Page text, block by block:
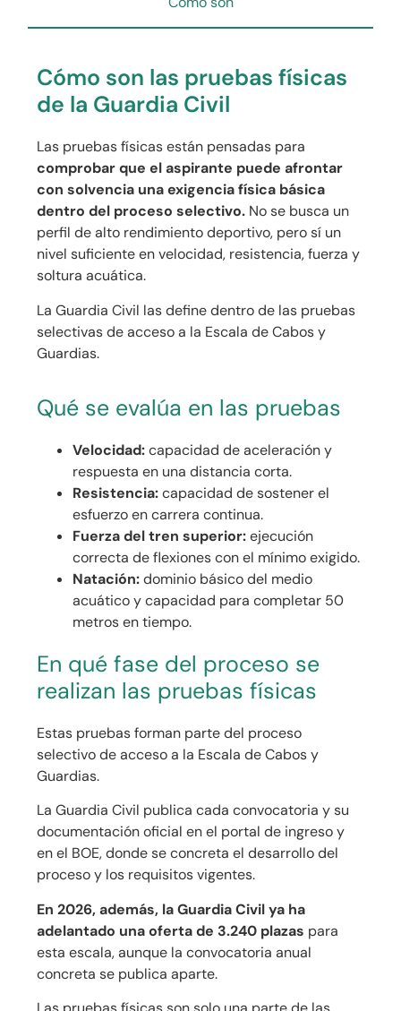
Cómo son las pruebas físicas
de la Guardia Civil
Las pruebas físicas están pensadas para
comprobar que el aspirante puede afrontar
con solvencia una exigencia física básica
dentro del proceso selectivo. No se busca un
perfil de alto rendimiento deportivo, pero sí un
nivel suficiente en velocidad, resistencia, fuerza y
soltura acuática.
La Guardia Civil las define dentro de las pruebas
selectivas de acceso a la Escala de Cabos y
Guardias.
Qué se evalúa en las pruebas
Velocidad:capacidad de aceleración y
respuesta en una distancia corta.
Resistencia:capacidad de sostener el
esfuerzo en carrera continua.
Fuerza del tren superior:ejecución
correcta de flexiones con el mínimo exigido.
Natación:dominio básico del medio
acuático y capacidad para completar 50
metros en tiempo.
En qué fase del proceso se
realizan las pruebas físicas
Estas pruebas forman parte del proceso
selectivo de acceso a la Escala de Cabos y
Guardias.
La Guardia Civil publica cada convocatoria y su
documentación oficial en el portal de ingreso y
en el BOE, donde se concreta el desarrollo del
proceso y los requisitos vigentes.
En 2026, además, la Guardia Civil ya ha
adelantado una oferta de 3.240 plazas para
esta escala, aunque la convocatoria anual
concreta se publica aparte.